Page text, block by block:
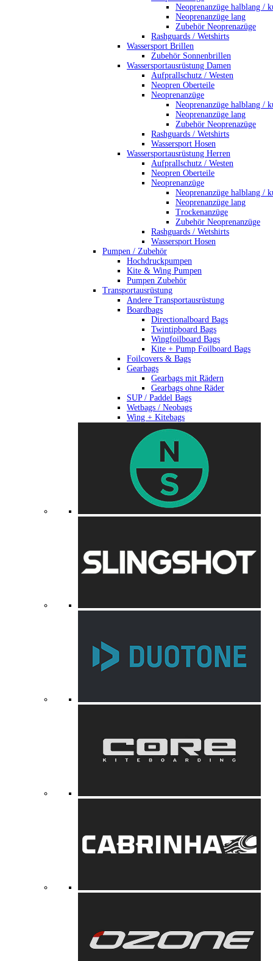
Neoprenanzüge halblang /
Neoprenanzüge lang
Zubehör Neoprenazüge
Rashguards / Wetshirts
Wassersport Brillen
Zubehör Sonnenbrillen
Wassersportausrüstung Damen
Aufprallschutz / Westen
Neopren Oberteile
Neoprenanzüge
Neoprenanzüge halblang /
Neoprenanzüge lang
Zubehör Neoprenazüge
Rashguards / Wetshirts
Wassersport Hosen
Wassersportausrüstung Herren
Aufprallschutz / Westen
Neopren Oberteile
Neoprenanzüge
Neoprenanzüge halblang /
Neoprenanzüge lang
Trockenanzüge
Zubehör Neoprenanzüge
Rashguards / Wetshirts
Wassersport Hosen
Pumpen / Zubehör
Hochdruckpumpen
Kite & Wing Pumpen
Pumpen Zubehör
Transportausrüstung
Andere Transportausrüstung
Boardbags
Directionalboard Bags
Twintipboard Bags
Wingfoilboard Bags
Kite + Pump Foilboard Bags
Foilcovers & Bags
Gearbags
Gearbags mit Rädern
Gearbags ohne Räder
SUP / Paddel Bags
Wetbags / Neobags
Wing + Kitebags